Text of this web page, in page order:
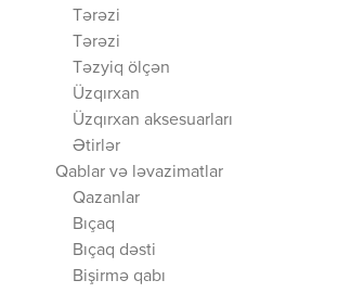
Tərəzi
Tərəzi
Təzyiq ölçən
Üzqırxan
Üzqırxan aksesuarları
Ətirlər
Qablar və ləvazimatlar
Qazanlar
Bıçaq
Bıçaq dəsti
Bişirmə qabı